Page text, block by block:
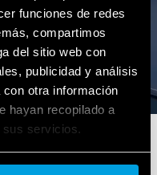
funciones de redes
compartimos
del sitio web con
publicidad y análisis
otra información
hayan recopilado a
sus servicios.